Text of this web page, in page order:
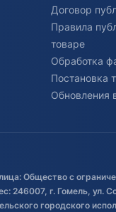
Договор
Правила
товаре
Обработка
Постановка
Обновления
Общество с
246007, г. Гомель, ул.
городского